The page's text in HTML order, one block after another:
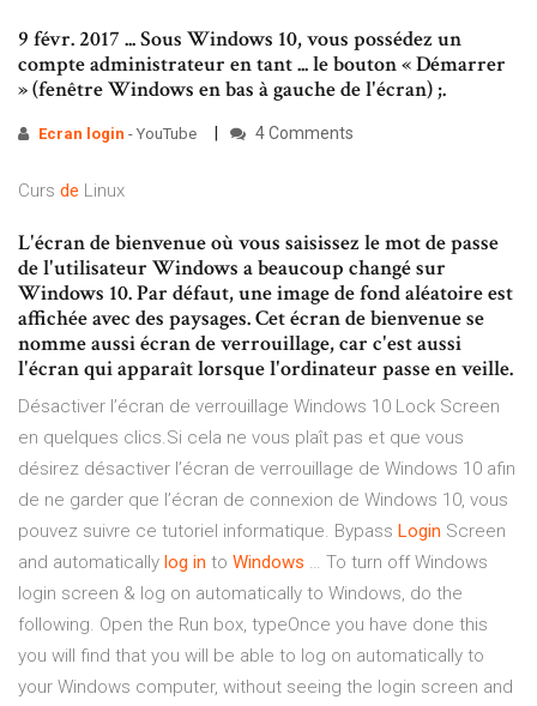
9 févr. 2017 ... Sous Windows 10, vous possédez un
compte administrateur en tant ... le bouton « Démarrer
» (fenêtre Windows en bas à gauche de l'écran) ;.
Ecran login - YouTube 4 Comments
Curs de Linux
L'écran de bienvenue où vous saisissez le mot de passe
de l'utilisateur Windows a beaucoup changé sur
Windows 10. Par défaut, une image de fond aléatoire est
affichée avec des paysages. Cet écran de bienvenue se
nomme aussi écran de verrouillage, car c'est aussi
l'écran qui apparaît lorsque l'ordinateur passe en veille.
Désactiver l’écran de verrouillage Windows 10 Lock Screen
en quelques clics.Si cela ne vous plaît pas et que vous
désirez désactiver l’écran de verrouillage de Windows 10 afin
de ne garder que l’écran de connexion de Windows 10, vous
pouvez suivre ce tutoriel informatique. Bypass Login Screen
and automatically log in to Windows … To turn off Windows
login screen & log on automatically to Windows, do the
following. Open the Run box, typeOnce you have done this
you will find that you will be able to log on automatically to
your Windows computer, without seeing the login screen and